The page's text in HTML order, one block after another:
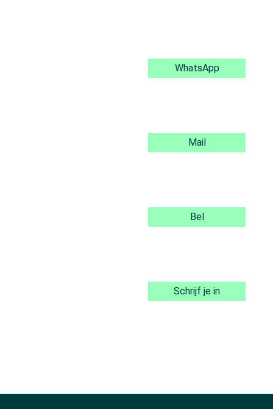
WhatsApp
Mail
Bel
Schrijf je in